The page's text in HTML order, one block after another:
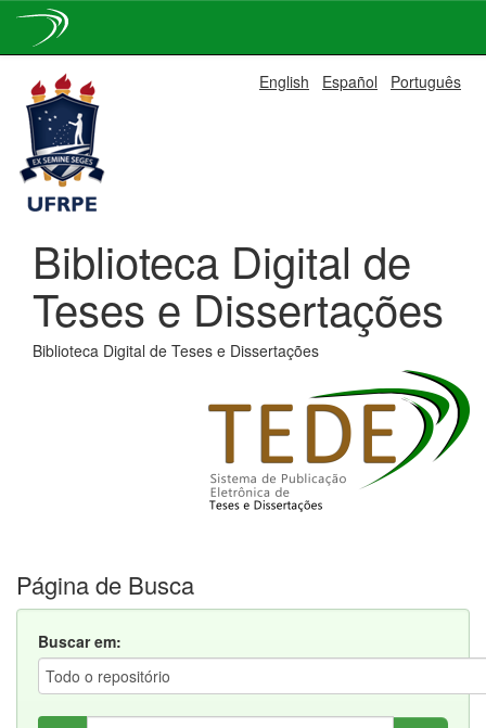
navigation
English Español Português
Biblioteca Digital de
Teses e Dissertações
Biblioteca Digital de Teses e Dissertações
Página de Busca
Buscar em: